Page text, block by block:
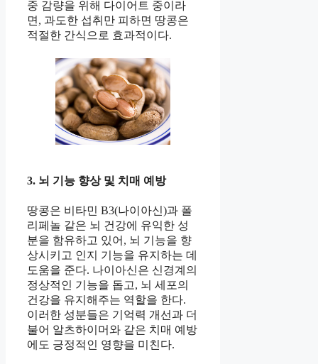
중 감량을 위해 다이어트 중이라
면, 과도한 섭취만 피하면 땅콩은
적절한 간식으로 효과적이다.
3. 뇌 기능 향상 및 치매 예방
땅콩은 비타민 B3(나이아신)과 폴
리페놀 같은 뇌 건강에 유익한 성
분을 함유하고 있어, 뇌 기능을 향
상시키고 인지 기능을 유지하는 데
도움을 준다. 나이아신은 신경계의
정상적인 기능을 돕고, 뇌 세포의
건강을 유지해주는 역할을 한다.
이러한 성분들은 기억력 개선과 더
불어 알츠하이머와 같은 치매 예방
에도 긍정적인 영향을 미친다.